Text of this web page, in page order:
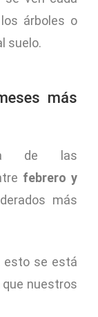
árboles o
suelo.
más
de las
febrero y
más
esto se está
nuestros